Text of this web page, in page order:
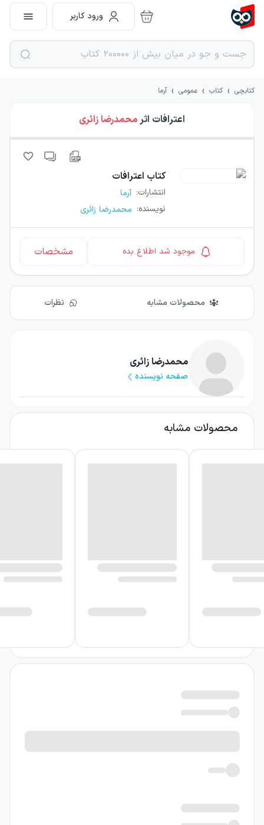
ورود کاربر
کتابچی › کتاب › عمومی › آرما
اعترافات اثرمحمدرضا زائری
کتاب اعترافات
انتشارات: آرما
نویسنده: محمدرضا زائری
موجود شد اطلاع بده مشخصات
محصولات مشابه نظرات
محمدرضا زائری
صفحه نویسنده
محصولات مشابه